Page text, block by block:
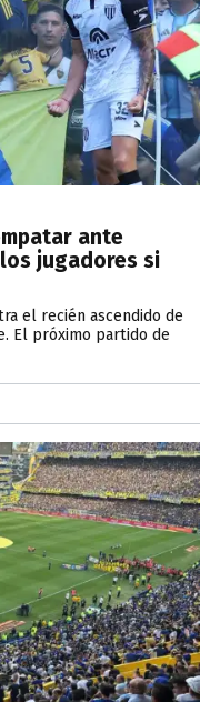
ante
jugadores si
el recién ascendido de
El próximo partido de